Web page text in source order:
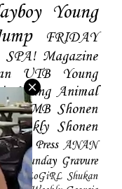
Young
FRIDAY
SPA! Magazine
UTB
Young
Young Animal
BOMB Shonen
Weekly Shonen
Hustle Press ANAN
Sunday Gravure
Daily LoGiRL Shukan